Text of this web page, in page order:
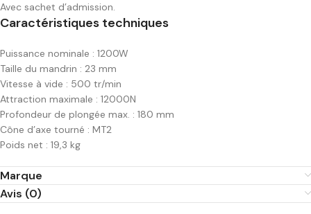
Avec sachet d’admission.
Caractéristiques techniques
Puissance nominale : 1200W
Taille du mandrin : 23 mm
Vitesse à vide : 500 tr/min
Attraction maximale : 12000N
Profondeur de plongée max. : 180 mm
Cône d’axe tourné : MT2
Poids net : 19,3 kg
Marque
Avis (0)